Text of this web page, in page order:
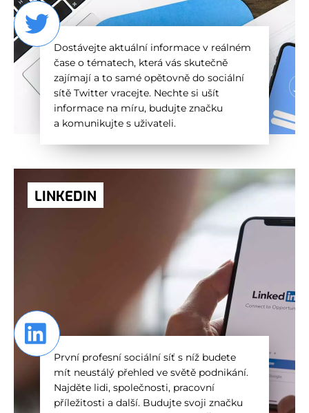
Dostávejte aktuální informace v reálném
čase o tématech, která vás skutečně
zajímají a to samé opětovně do sociální
sítě Twitter vracejte. Nechte si ušít
informace na míru, budujte značku
a komunikujte s uživateli.
LINKEDIN
První profesní sociální síť s níž budete
mít neustálý přehled ve světě podnikání.
Najděte lidi, společnosti, pracovní
příležitosti a další. Budujte svoji značku